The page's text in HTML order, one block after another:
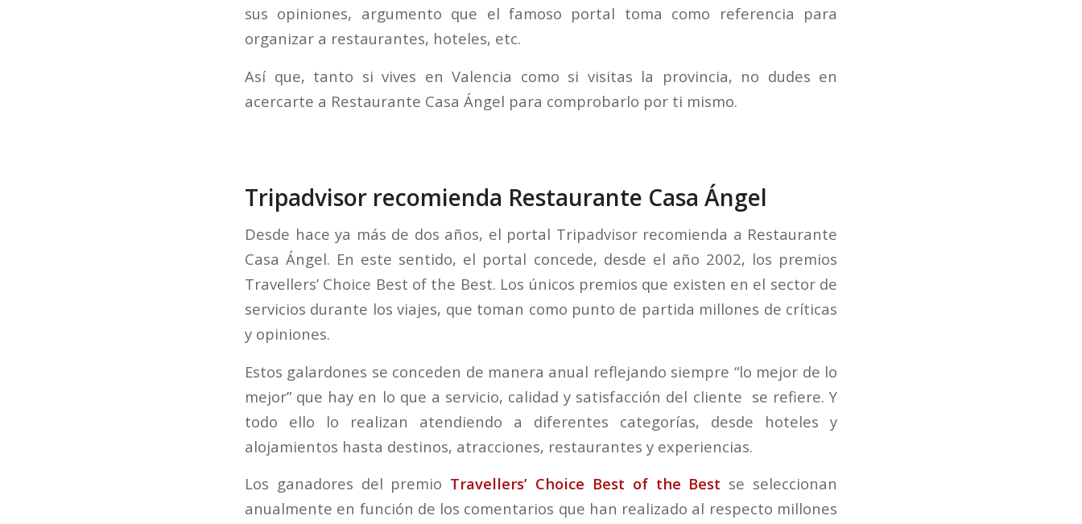
sus opiniones, argumento que el famoso portal toma como referencia para
organizar a restaurantes, hoteles, etc.
Así que, tanto si vives en Valencia como si visitas la provincia, no dudes en
acercarte a Restaurante Casa Ángel para comprobarlo por ti mismo.
Tripadvisor recomienda Restaurante Casa Ángel
Desde hace ya más de dos años, el portal Tripadvisor recomienda a Restaurante
Casa Ángel. En este sentido, el portal concede, desde el año 2002, los premios
Travellers’ Choice Best of the Best. Los únicos premios que existen en el sector de
servicios durante los viajes, que toman como punto de partida millones de críticas
y opiniones.
Estos galardones se conceden de manera anual reflejando siempre “lo mejor de lo
mejor” que hay en lo que a servicio, calidad y satisfacción del cliente se refiere. Y
todo ello lo realizan atendiendo a diferentes categorías, desde hoteles y
alojamientos hasta destinos, atracciones, restaurantes y experiencias.
Los ganadores del premio Travellers’ Choice Best of the Best se seleccionan
anualmente en función de los comentarios que han realizado al respecto millones